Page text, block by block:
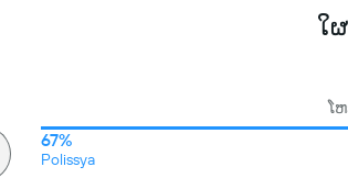
ໃ
ໂ
67%
Polissya